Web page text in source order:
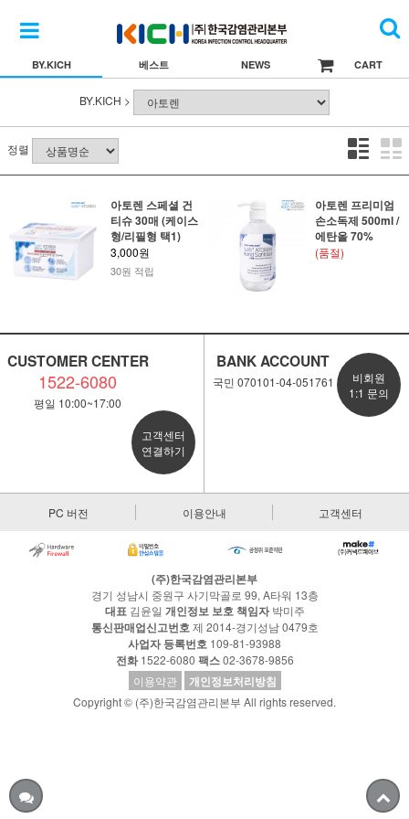
BY.KICH 베스트 NEWS CART
BY.KICH >
정렬
아토렌 스페셜 건
티슈 30매 (케이스
형/리필형 택1)
3,000원
30원 적립
아토렌 프리미엄
손소독제 500ml /
에탄올 70%
(품절)
CUSTOMER CENTER
1522-6080
평일 10:00~17:00
고객센터
연결하기
BANK ACCOUNT
국민 070101-04-051761
비회원
1:1 문의
PC 버전 이용안내 고객센터
(주)한국감염관리본부
경기 성남시 중원구 사기막골로 99, A타워 13층
대표 김윤일 개인정보 보호 책임자박미주
통신판매업신고번호 제 2014-경기성남 0479호
사업자 등록번호 109-81-93988
전화1522-6080 팩스02-3678-9856
이용약관
개인정보처리방침
Copyright © (주)한국감염관리본부 All rights reserved.